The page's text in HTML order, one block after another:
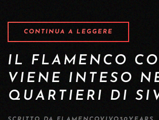
CONTINUA A LEGGERE
IL FLAMENCO
VIENE INTESO
QUARTIERI DI